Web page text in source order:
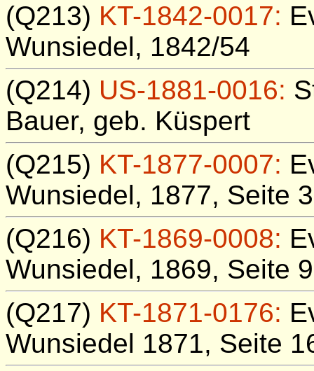
(Q213) KT-1842-0017:
Wunsiedel, 1842/54
(Q214) US-1881-0016:
Bauer, geb. Küspert
(Q215) KT-1877-0007:
Wunsiedel, 1877, Seite
(Q216) KT-1869-0008:
Wunsiedel, 1869, Seite
(Q217) KT-1871-0176:
Wunsiedel 1871, Seite